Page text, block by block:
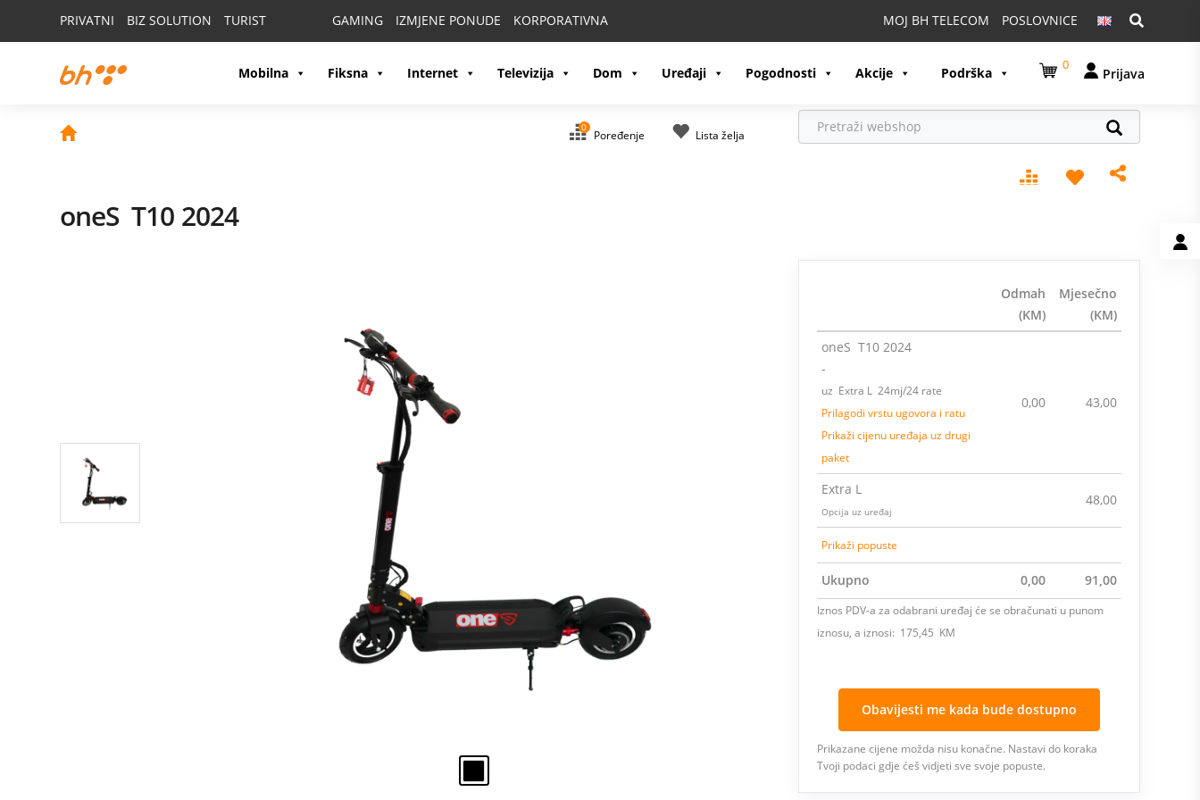
PRIVATNI BIZ SOLUTION TURIST GAMING IZMJENE PONUDE KORPORATIVNA Pretraga:
MOJ BH TELECOM POSLOVNICE
Mobilna Fiksna Internet Televizija Dom Uređaji Pogodnosti Akcije Podrška 0
Prijava
0
Poređenje Lista želja
oneS T10 2024
Odmah
(KM)
Mjesečno
(KM)
oneS T10 2024
-
uz Extra L 24mj/24 rate
Prilagodi vrstu ugovora i ratu
Prikaži cijenu uređaja uz drugi
paket
0,00 43,00
Extra L
Opcija uz uređaj
48,00
Prikaži popuste
Ukupno 0,00 91,00
Iznos PDV-a za odabrani uređaj će se obračunati u punom
iznosu, a iznosi: 175,45 KM
Obavijesti me kada bude dostupno
Prikazane cijene možda nisu konačne. Nastavi do koraka
Tvoji podaci gdje ćeš vidjeti sve svoje popuste.